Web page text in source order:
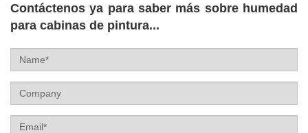
Contáctenos ya para saber más sobre humedad
para cabinas de pintura...
Name
Company
Email